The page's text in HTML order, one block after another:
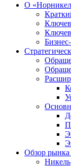
О
Обзор рынка
Никель